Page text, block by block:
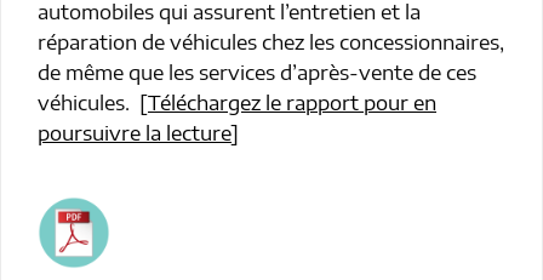
automobiles qui assurent l’entretien et la
réparation de véhicules chez les concessionnaires,
de même que les services d’après-vente de ces
véhicules. [Téléchargez le rapport pour en
poursuivre la lecture]